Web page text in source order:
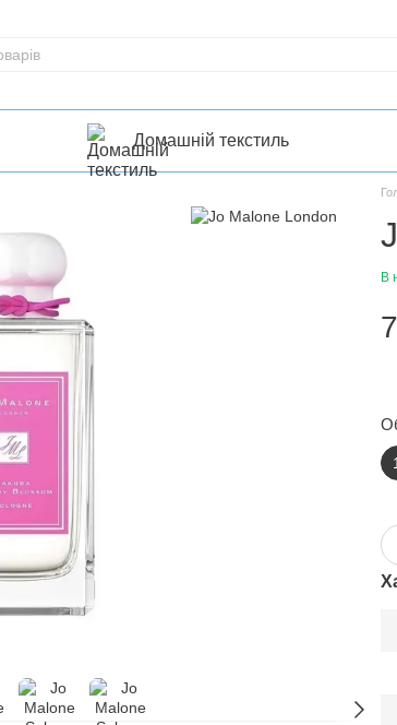
Домашній текстиль
В